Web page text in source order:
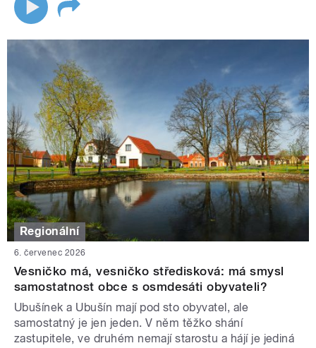
Regionální
6. červenec 2026
Vesničko má, vesničko středisková: má smysl
samostatnost obce s osmdesáti obyvateli?
Ubušínek a Ubušín mají pod sto obyvatel, ale
samostatný je jen jeden. V něm těžko shání
zastupitele, ve druhém nemají starostu a hájí je jediná